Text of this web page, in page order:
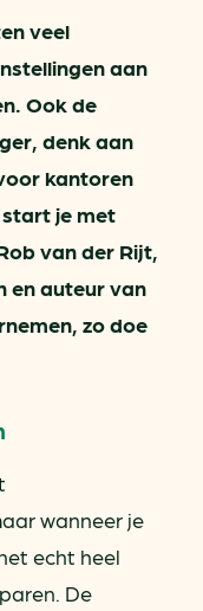
veel
aan
Ook de
denk aan
kantoren
je met
van der Rijt,
en auteur van
zo doe
wanneer je
echt heel
De